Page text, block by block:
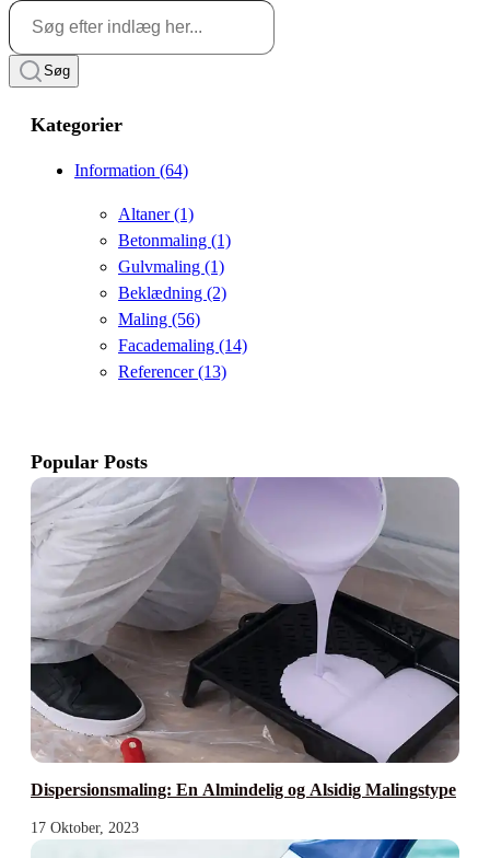
Søg
Kategorier
Information (64)
Altaner(1)
Betonmaling (1)
Gulvmaling (1)
Beklædning (2)
Maling (56)
Facademaling (14)
Referencer(13)
Popular Posts
Dispersionsmaling: En Almindelig og Alsidig Malingstype
17 Oktober, 2023